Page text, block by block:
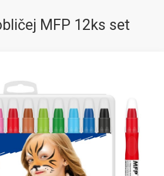
MFP 12ks set